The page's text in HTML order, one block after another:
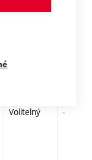
Volitelný -